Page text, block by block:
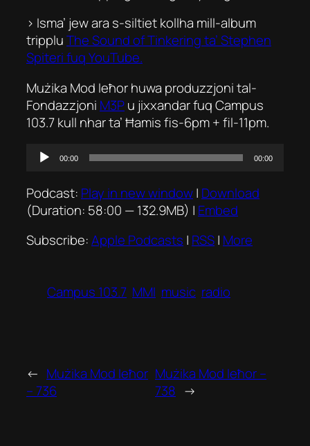
> Isma’ jew ara s-siltiet kollha mill-album
trippluThe Sound of Tinkeringta’ Stephen
Spiteri fuq YouTube.
Mużika Mod Ieħor huwa produzzjoni tal-
Fondazzjoni M3Pu jixxandar fuq Campus
103.7 kull nhar ta’ Ħamis fis-6pm + fil-11pm.
Audio
00:00 00:00
Podcast: Play in new window| Download
(Duration: 58:00 — 132.9MB) | Embed
Subscribe:Apple Podcasts | RSS| More
Campus 103.7 MMI music radio
← Mużika Mod Ieħor
– 736
Mużika Mod Ieħor –
738 →